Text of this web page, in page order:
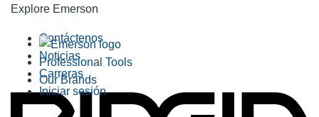
Explore Emerson
Professional Tools
Our Brands
Contáctenos
Noticias
Carreras
Iniciar sesión